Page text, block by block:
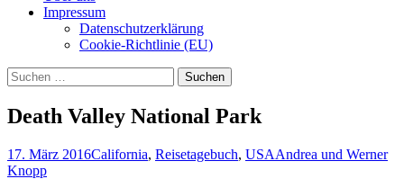
Impressum
Datenschutzerklärung
Cookie-Richtlinie (EU)
Suchen
nach:
Death Valley National Park
17. März 2016California, Reisetagebuch, USAAndrea und Werner
Knopp